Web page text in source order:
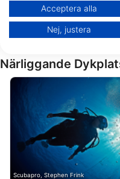
Caminho da Ribeira do
Natal 30, 9200-031
PO10 - Portugal
Närliggande
Scubapro, Stephen Frink
Du hittar mer information om
https://business.safety.google/
Data kan delas utanför EU och
Ditt samtycke och cookie gäller
Vi använder dina uppgifter för
IAB:s ändamål med
Lagra och/eller få
en enhet
Använda begränsade
reklam
Skapa profiler för
Acceptera alla
Nej, justera